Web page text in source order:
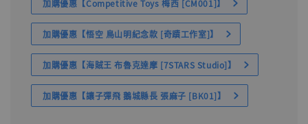
加購優惠【Competitive Toys 梅西 [CM001]】
加購優惠【悟空 鳥山明紀念款 [奇蹟工作室]】
加購優惠【海賊王 布魯克達摩 [7STARS Studio]】
加購優惠【讓子彈飛 鵝城縣長 張麻子 [BK01]】